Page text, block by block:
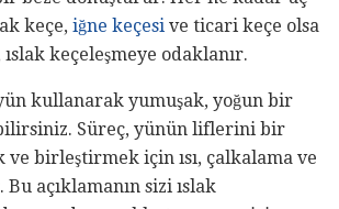
keçe, iğne keçesi ve ticari keçe olsa
keçeleşmeye odaklanır.
kullanarak yumuşak, yoğun bir
Süreç, yünün liflerini bir
ve birleştirmek için ısı, çalkalama ve
açıklamanın sizi ıslak